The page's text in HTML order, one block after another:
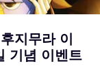
지무라 이
기념 이벤트